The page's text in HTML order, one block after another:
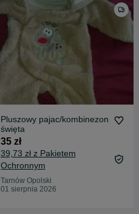
Pluszowy pajac/kombinezon
święta
35 zł
39,73 zł z Pakietem
Ochronnym
Tarnów Opolski
01 sierpnia 2026